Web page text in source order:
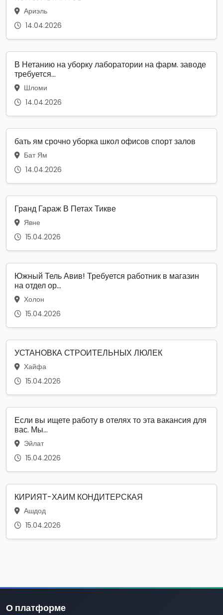
Ариэль
14.04.2026
В Нетанию на уборку лаборатории на фарм. заводе
требуется...
Шломи
14.04.2026
бать ям срочно уборка школ офисов спорт залов
Бат Ям
14.04.2026
Гранд Гараж В Петах Тикве
Явне
15.04.2026
Южный Тель Авив! Требуется работник в магазин
на отдел ор...
Холон
15.04.2026
УСТАНОВКА СТРОИТЕЛЬНЫХ ЛЮЛЕК
Хайфа
15.04.2026
Если вы ищете работу в отелях то эта вакансия для
вас. Мы...
Эйлат
15.04.2026
КИРИЯТ-ХАИМ КОНДИТЕРСКАЯ
Ашдод
15.04.2026
О платформе